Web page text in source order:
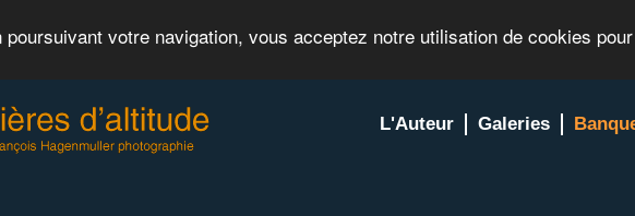
votre navigation, vous acceptez notre utilisation de cookies
L'Auteur Galeries